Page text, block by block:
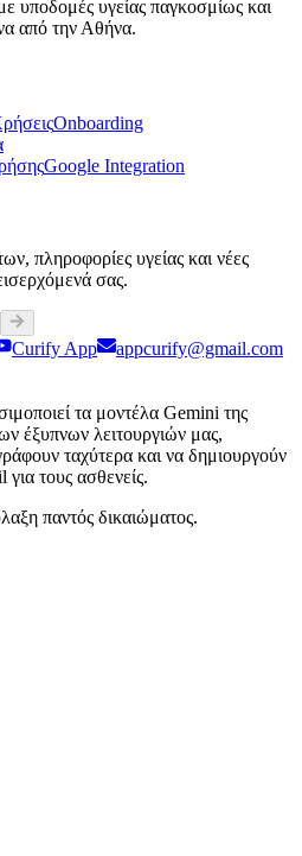
υποδομές υγείας παγκοσμίως και
από την Αθήνα.
Onboarding
Google Integration
πληροφορίες υγείας και νέες
σας.
Curify App
appcurify@gmail.com
τα μοντέλα Gemini της
έξυπνων λειτουργιών μας,
ταχύτερα και να δημιουργούν
τους ασθενείς.
παντός δικαιώματος.